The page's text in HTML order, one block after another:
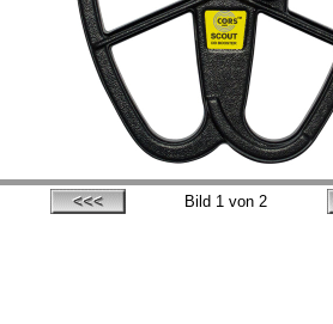
Bild 1 von 2